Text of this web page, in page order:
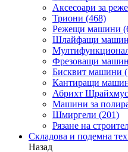
Аксесоари за
Триони (468)
Режещи машини
Шлайфащи
Фрезоващи
Бисквит машини
Кантиращи
Абрихт Щрайхмус
Машини за
Шмиргели (201)
Рязане на
Складова и подемна
Назад